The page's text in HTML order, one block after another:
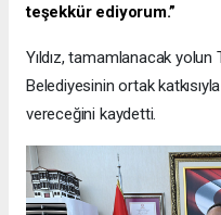
teşekkür ediyorum.”
Yıldız, tamamlanacak
Belediyesinin ortak
vereceğini kaydetti.